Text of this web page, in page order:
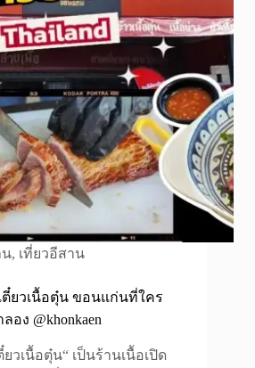
น, เที่ยวอีสาน
ตี๋ยวเนื้อตุ๋น ขอนแก่นที่ใคร
ง @khonkaen
วเนื้อตุ๋น“ เป็นร้านเนื้อเปิด